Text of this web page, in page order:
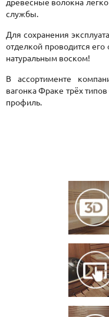
древесные волокна
службы.
Для сохранения
отделкой проводится
натуральным воском!
В ассортименте
вагонка Фраке трёх
профиль.